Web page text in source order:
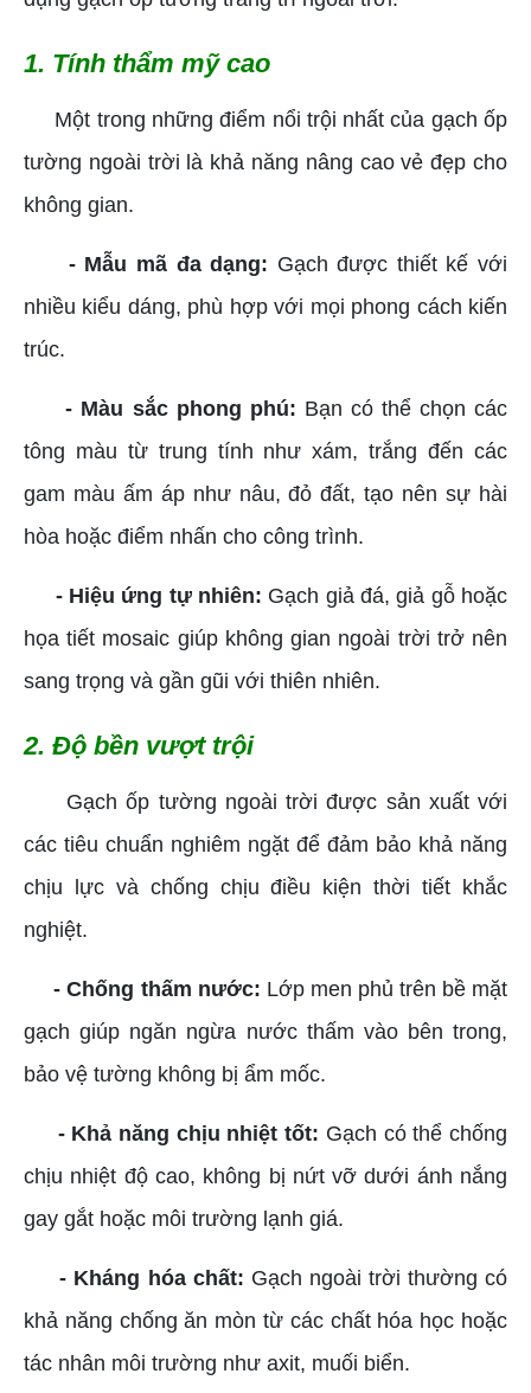
1. Tính thẩm mỹ cao
Một trong những điểm nổi trội nhất của gạch ốp
tường ngoài trời là khả năng nâng cao vẻ đẹp cho
không gian.
- Mẫu mã đa dạng: Gạch được thiết kế với
nhiều kiểu dáng, phù hợp với mọi phong cách kiến
trúc.
- Màu sắc phong phú: Bạn có thể chọn các
tông màu từ trung tính như xám, trắng đến các
gam màu ấm áp như nâu, đỏ đất, tạo nên sự hài
hòa hoặc điểm nhấn cho công trình.
- Hiệu ứng tự nhiên: Gạch giả đá, giả gỗ hoặc
họa tiết mosaic giúp không gian ngoài trời trở nên
sang trọng và gần gũi với thiên nhiên.
2. Độ bền vượt trội
Gạch ốp tường ngoài trời được sản xuất với
các tiêu chuẩn nghiêm ngặt để đảm bảo khả năng
chịu lực và chống chịu điều kiện thời tiết khắc
nghiệt.
- Chống thấm nước: Lớp men phủ trên bề mặt
gạch giúp ngăn ngừa nước thấm vào bên trong,
bảo vệ tường không bị ẩm mốc.
- Khả năng chịu nhiệt tốt: Gạch có thể chống
chịu nhiệt độ cao, không bị nứt vỡ dưới ánh nắng
gay gắt hoặc môi trường lạnh giá.
- Kháng hóa chất: Gạch ngoài trời thường có
khả năng chống ăn mòn từ các chất hóa học hoặc
tác nhân môi trường như axit, muối biển.